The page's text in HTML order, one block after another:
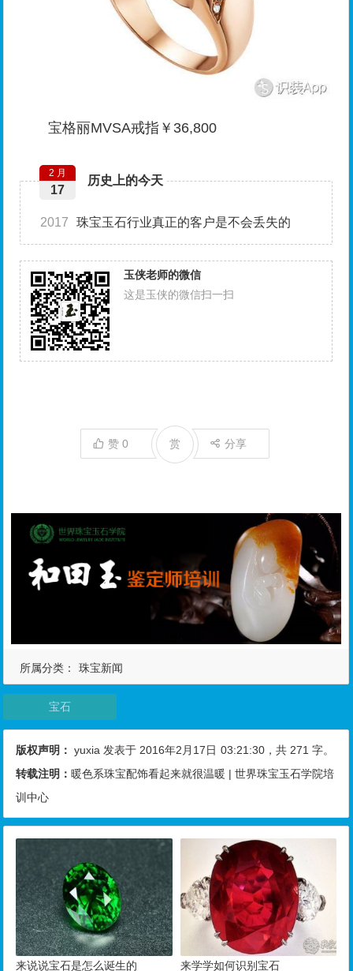
宝格丽MVSA戒指￥36,800
历史上的今天
2 月
17
2017 珠宝玉石行业真正的客户是不会丢失的
玉侠老师的微信
这是玉侠的微信扫一扫
赞0 分享
赏
所属分类： 珠宝新闻
宝石
版权声明： yuxia 发表于 2016年2月17日 03:21:30 ，共 271 字。
转载注明：暖色系珠宝配饰看起来就很温暖 | 世界珠宝玉石学院培
训中心
来说说宝石是怎么诞生的 来学学如何识别宝石